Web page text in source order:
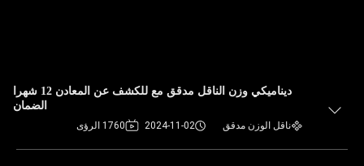
ديناميكي وزن الناقل مدقق مع للكشف عن المعادن 12 شهرا
الضمان
ناقل الوزن مدقق 2024-11-02 1760 الرؤى